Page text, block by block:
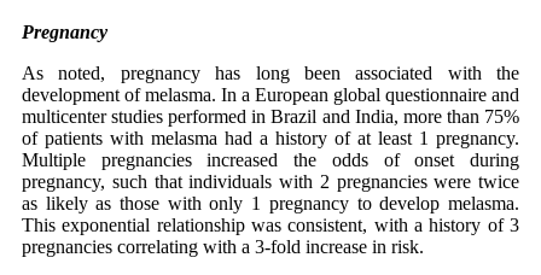
Pregnancy
As noted, pregnancy has long been associated with the
development of melasma. In a European global questionnaire and
multicenter studies performed in Brazil and India, more than 75%
of patients with melasma had a history of at least 1 pregnancy.
Multiple pregnancies increased the odds of onset during
pregnancy, such that individuals with 2 pregnancies were twice
as likely as those with only 1 pregnancy to develop melasma.
This exponential relationship was consistent, with a history of 3
pregnancies correlating with a 3-fold increase in risk.